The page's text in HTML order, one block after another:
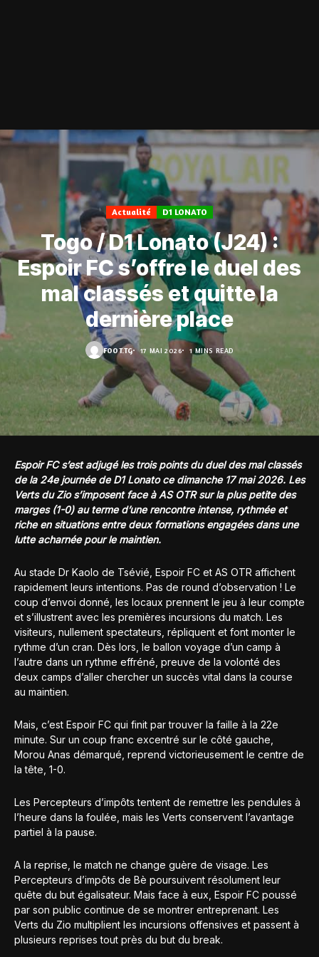
Actualité D1 LONATO
Togo / D1 Lonato (J24) :
Espoir FC s’offre le duel des
mal classés et quitte la
dernière place
FOOT.TG 17 MAI 2026 1 MINS READ
Espoir FC s’est adjugé les trois points du duel des mal classés
de la 24e journée de D1 Lonato ce dimanche 17 mai 2026. Les
Verts du Zio s’imposent face à AS OTR sur la plus petite des
marges (1-0) au terme d’une rencontre intense, rythmée et
riche en situations entre deux formations engagées dans une
lutte acharnée pour le maintien.
Au stade Dr Kaolo de Tsévié, Espoir FC et AS OTR affichent
rapidement leurs intentions. Pas de round d’observation ! Le
coup d’envoi donné, les locaux prennent le jeu à leur compte
et s’illustrent avec les premières incursions du match. Les
visiteurs, nullement spectateurs, répliquent et font monter le
rythme d’un cran. Dès lors, le ballon voyage d’un camp à
l’autre dans un rythme effréné, preuve de la volonté des
deux camps d’aller chercher un succès vital dans la course
au maintien.
Mais, c’est Espoir FC qui finit par trouver la faille à la 22e
minute. Sur un coup franc excentré sur le côté gauche,
Morou Anas démarqué, reprend victorieusement le centre de
la tête, 1-0.
Les Percepteurs d’impôts tentent de remettre les pendules à
l’heure dans la foulée, mais les Verts conservent l’avantage
partiel à la pause.
A la reprise, le match ne change guère de visage. Les
Percepteurs d’impôts de Bè poursuivent résolument leur
quête du but égalisateur. Mais face à eux, Espoir FC poussé
par son public continue de se montrer entreprenant. Les
Verts du Zio multiplient les incursions offensives et passent à
plusieurs reprises tout près du but du break.